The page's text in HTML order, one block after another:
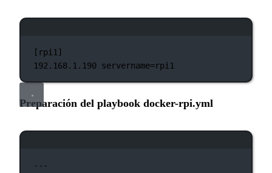
[rpi1]
192.168.1.190 servername=rpi1
Preparación del playbook docker-rpi.yml
---